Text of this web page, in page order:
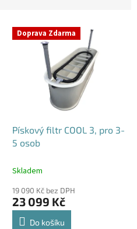
Doprava Zdarma
Pískový filtr COOL 3, pro 3-
5 osob
Skladem
19 090 Kč bez DPH
23 099 Kč
Do košíku